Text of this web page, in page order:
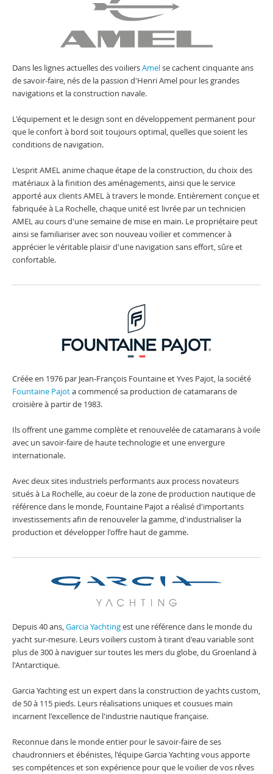
Dans les lignes actuelles des voiliersAmelse cachent cinquante ans
de savoir-faire, nés de la passion d'Henri Amel pour les grandes
navigations et la construction navale.
L'équipement et le design sont en développement permanent pour
que le confort à bord soit toujours optimal, quelles que soient les
conditions de navigation.
L'esprit AMEL anime chaque étape de la construction, du choix des
matériaux à la finition des aménagements, ainsi que le service
apporté aux clients AMEL à travers le monde. Entièrement conçue et
fabriquée à La Rochelle, chaque unité est livrée par un technicien
AMEL au cours d'une semaine de mise en main. Le propriétaire peut
ainsi se familiariser avec son nouveau voilier et commencer à
apprécier le véritable plaisir d'une navigation sans effort, sûre et
confortable.
Créée en 1976 par Jean-François Fountaine et Yves Pajot, la société
Fountaine Pajota commencé sa production de catamarans de
croisière à partir de 1983.
Ils offrent une gamme complète et renouvelée de catamarans à voile
avec un savoir-faire de haute technologie et une envergure
internationale.
Avec deux sites industriels performants aux process novateurs
situés à La Rochelle, au coeur de la zone de production nautique de
référence dans le monde, Fountaine Pajot a réalisé d'importants
investissements afin de renouveler la gamme, d'industrialiser la
production et développer l'offre haut de gamme.
Depuis 40 ans,Garcia Yachtingest une référence dans le monde du
yacht sur-mesure. Leurs voiliers custom à tirant d'eau variable sont
plus de 300 à naviguer sur toutes les mers du globe, du Groenland à
l'Antarctique.
Garcia Yachting est un expert dans la construction de yachts custom,
de 50 à 115 pieds. Leurs réalisations uniques et cousues main
incarnent l'excellence de l'industrie nautique française.
Reconnue dans le monde entier pour le savoir-faire de ses
chaudronniers et ébénistes, l'équipe Garcia Yachting vous apporte
ses compétences et son expérience pour que le voilier de vos rêves